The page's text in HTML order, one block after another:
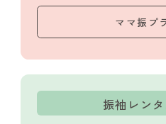
振袖レン
ママ振プ